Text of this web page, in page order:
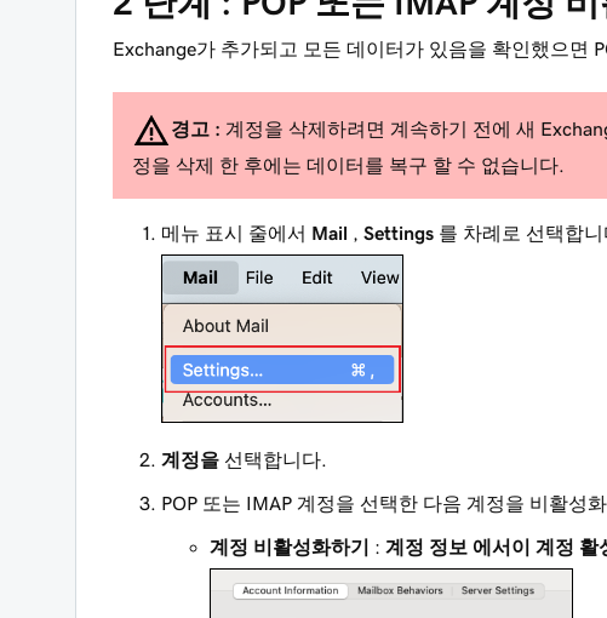
Exchange가 추가되고 모든 데이터가 있음을 확인했으면
경고 : 계정을 삭제하려면 계속하기 전에 새
정을 삭제 한 후에는 데이터를 복구 할 수 없습니다.
메뉴 표시 줄에서 Mail Settings 를 차례로 선택합니
계정을 선택합니다.
POP 또는 IMAP 계정을 선택한 다음 계정을 비활성
계정 비활성화하기 : 계정 정보 에서이 계정 활